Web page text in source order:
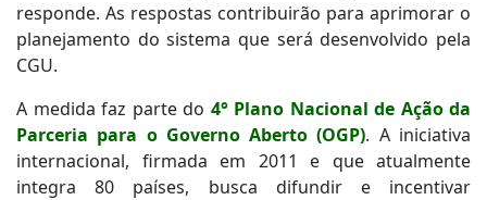
responde. As respostas contribuirão para aprimorar o
planejamento do sistema que será desenvolvido pela
CGU.
A medida faz parte do 4° Plano Nacional de Ação da
Parceria para o Governo Aberto (OGP). A iniciativa
internacional, firmada em 2011 e que atualmente
integra 80 países, busca difundir e incentivar